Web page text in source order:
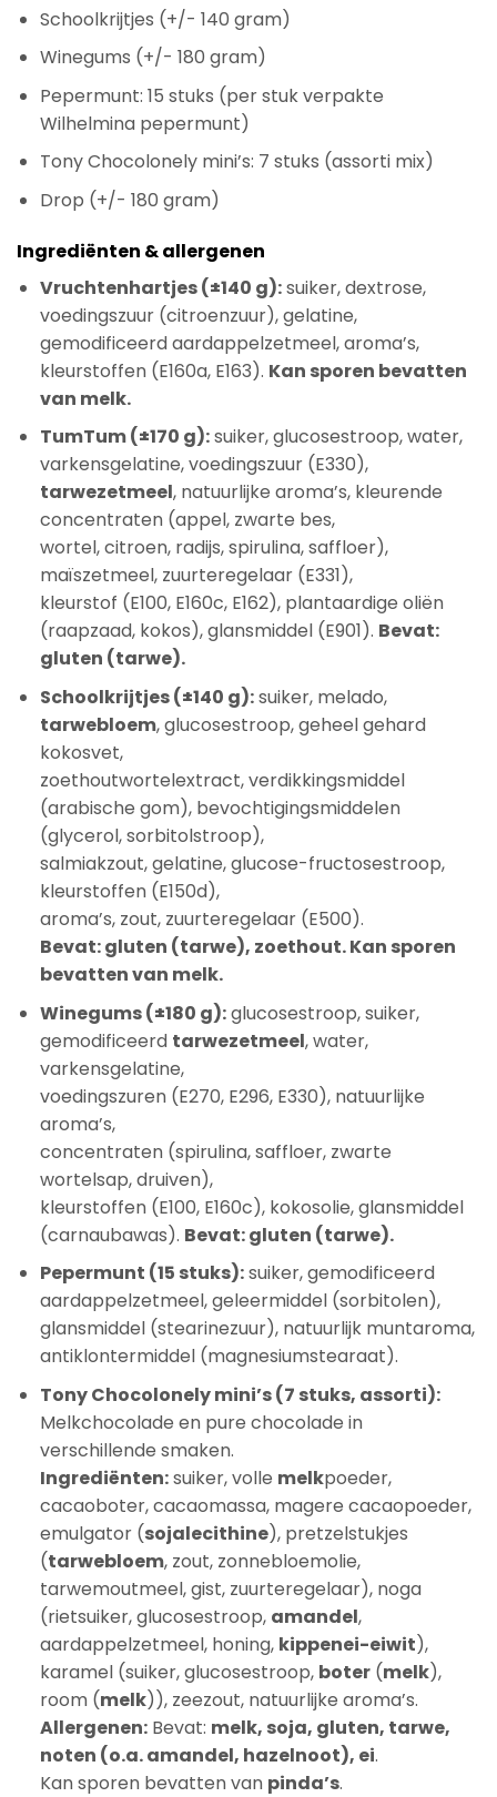
Schoolkrijtjes (+/- 140 gram)
Winegums (+/- 180 gram)
Pepermunt: 15 stuks (per stuk verpakte
Wilhelmina pepermunt)
Tony Chocolonely mini’s: 7 stuks (assorti mix)
Drop (+/- 180 gram)
Ingrediënten & allergenen
Vruchtenhartjes (±140 g):suiker, dextrose,
voedingszuur (citroenzuur), gelatine,
gemodificeerd aardappelzetmeel, aroma’s,
kleurstoffen (E160a, E163). Kan sporen bevatten
van melk.
TumTum (±170 g):suiker, glucosestroop, water,
varkensgelatine, voedingszuur (E330),
tarwezetmeel, natuurlijke aroma’s, kleurende
concentraten (appel, zwarte bes,
wortel, citroen, radijs, spirulina, saffloer),
maïszetmeel, zuurteregelaar (E331),
kleurstof (E100, E160c, E162), plantaardige oliën
(raapzaad, kokos), glansmiddel (E901). Bevat:
gluten (tarwe).
Schoolkrijtjes (±140 g):suiker, melado,
tarwebloem, glucosestroop, geheel gehard
kokosvet,
zoethoutwortelextract, verdikkingsmiddel
(arabische gom), bevochtigingsmiddelen
(glycerol, sorbitolstroop),
salmiakzout, gelatine, glucose-fructosestroop,
kleurstoffen (E150d),
aroma’s, zout, zuurteregelaar (E500).
Bevat: gluten (tarwe), zoethout. Kan sporen
bevatten van melk.
Winegums (±180 g):glucosestroop, suiker,
gemodificeerd tarwezetmeel, water,
varkensgelatine,
voedingszuren (E270, E296, E330), natuurlijke
aroma’s,
concentraten (spirulina, saffloer, zwarte
wortelsap, druiven),
kleurstoffen (E100, E160c), kokosolie, glansmiddel
(carnaubawas). Bevat: gluten (tarwe).
Pepermunt (15 stuks):suiker, gemodificeerd
aardappelzetmeel, geleermiddel (sorbitolen),
glansmiddel (stearinezuur), natuurlijk muntaroma,
antiklontermiddel (magnesiumstearaat).
Tony Chocolonely mini’s (7 stuks, assorti):
Melkchocolade en pure chocolade in
verschillende smaken.
Ingrediënten:suiker, volle melkpoeder,
cacaoboter, cacaomassa, magere cacaopoeder,
emulgator (sojalecithine), pretzelstukjes
(tarwebloem, zout, zonnebloemolie,
tarwemoutmeel, gist, zuurteregelaar), noga
(rietsuiker, glucosestroop, amandel,
aardappelzetmeel, honing, kippenei-eiwit),
karamel (suiker, glucosestroop, boter(melk),
room (melk)), zeezout, natuurlijke aroma’s.
Allergenen:Bevat: melk, soja, gluten, tarwe,
noten (o.a. amandel, hazelnoot), ei.
Kan sporen bevatten van pinda’s.